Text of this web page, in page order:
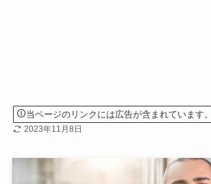
当ページのリンクには広告が含まれています。
2023年11月8日